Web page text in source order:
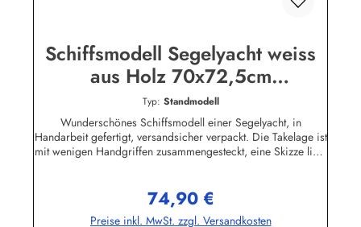
Schiffsmodell Segelyacht weiss
aus Holz 70x72,5cm
Modellschiff Schiffsmodelle
Typ: Standmodell
Wunderschönes Schiffsmodell einer Segelyacht, in
Handarbeit gefertigt, versandsicher verpackt. Die Takelage ist
mit wenigen Handgriffen zusammengesteckt, eine Skizze liegt
dekorative Zierde für jedes Büro, Kellerbar oder
Wohnzimmer. Bitte beachten Sie, dass das Schiffsmodell
nicht schwimmfähig ist.Ca. 72,5 x 70 cm (Höhe/Länge)
Regulärer Preis:
74,90 €
Preise inkl. MwSt. zzgl. Versandkosten